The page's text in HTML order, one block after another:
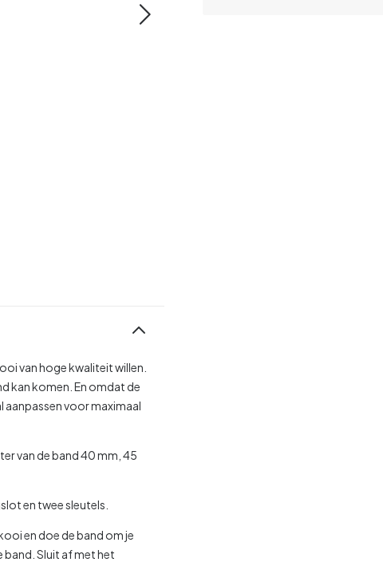
van hoge kwaliteit willen.
kan komen. En omdat de
aanpassen voor maximaal
van de band 40 mm, 45
en twee sleutels.
en doe de band om je
band. Sluit af met het